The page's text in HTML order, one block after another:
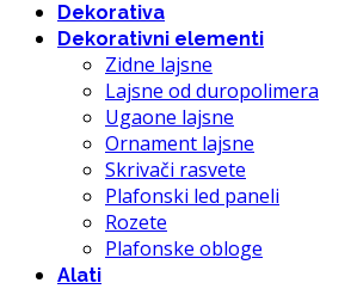
Dekorativa
Dekorativni elementi
Zidne lajsne
Lajsne od duropolimera
Ugaone lajsne
Ornament lajsne
Skrivači rasvete
Plafonski led paneli
Rozete
Plafonske obloge
Alati